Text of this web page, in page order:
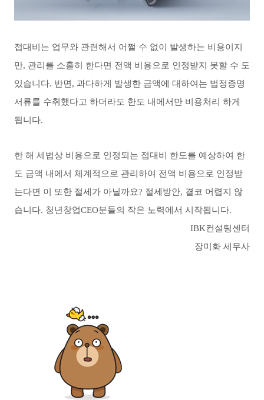
접대비는 업무와 관련해서 어쩔 수 없이 발생하는 비용이지
만, 관리를 소홀히 한다면 전액 비용으로 인정받지 못할 수 도
있습니다. 반면, 과다하게 발생한 금액에 대하여는 법정증명
서류를 수취했다고 하더라도 한도 내에서만 비용처리 하게
됩니다.
한 해 세법상 비용으로 인정되는 접대비 한도를 예상하여 한
도 금액 내에서 체계적으로 관리하여 전액 비용으로 인정받
는다면 이 또한 절세가 아닐까요? 절세방안, 결코 어렵지 않
습니다. 청년창업CEO분들의 작은 노력에서 시작됩니다.
IBK컨설팅센터
장미화 세무사